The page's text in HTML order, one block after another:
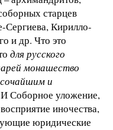
старцев
Сергиева, Кирилло-
и др. Что это
для русского
монашество
и
И Соборное уложение,
иночества,
юридические